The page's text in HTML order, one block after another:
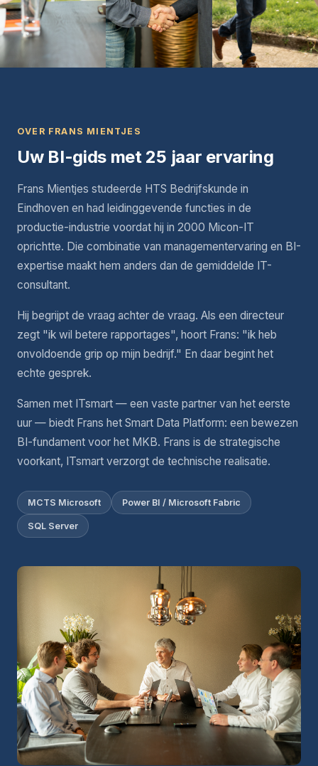
OVER FRANS MIENTJES
Uw BI-gids met 25 jaar ervaring
Frans Mientjes studeerde HTS Bedrijfskunde in
Eindhoven en had leidinggevende functies in de
productie-industrie voordat hij in 2000 Micon-IT
oprichtte. Die combinatie van managementervaring en BI-
expertise maakt hem anders dan de gemiddelde IT-
consultant.
Hij begrijpt de vraag achter de vraag. Als een directeur
zegt "ik wil betere rapportages", hoort Frans: "ik heb
onvoldoende grip op mijn bedrijf." En daar begint het
echte gesprek.
Samen met ITsmart — een vaste partner van het eerste
uur — biedt Frans het Smart Data Platform: een bewezen
BI-fundament voor het MKB. Frans is de strategische
voorkant, ITsmart verzorgt de technische realisatie.
MCTS Microsoft Power BI / Microsoft Fabric
SQL Server